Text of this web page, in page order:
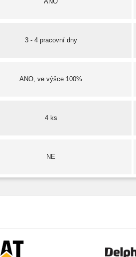
3 - 4 pracovní dny
ANO, ve výšce 100%
4 ks
NE